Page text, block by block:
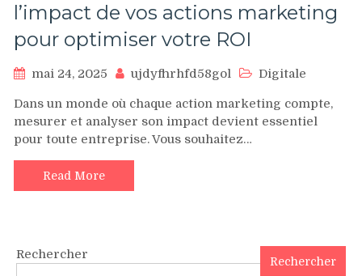
l’impact de vos actions marketing
pour optimiser votre ROI
mai 24, 2025 ujdyfhrhfd58gol Digitale
Dans un monde où chaque action marketing compte,
mesurer et analyser son impact devient essentiel
pour toute entreprise. Vous souhaitez…
Read More
Rechercher Rechercher